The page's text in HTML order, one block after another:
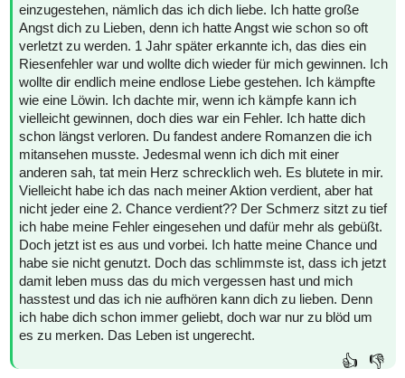
einzugestehen, nämlich das ich dich liebe. Ich hatte große
Angst dich zu Lieben, denn ich hatte Angst wie schon so oft
verletzt zu werden. 1 Jahr später erkannte ich, das dies ein
Riesenfehler war und wollte dich wieder für mich gewinnen. Ich
wollte dir endlich meine endlose Liebe gestehen. Ich kämpfte
wie eine Löwin. Ich dachte mir, wenn ich kämpfe kann ich
vielleicht gewinnen, doch dies war ein Fehler. Ich hatte dich
schon längst verloren. Du fandest andere Romanzen die ich
mitansehen musste. Jedesmal wenn ich dich mit einer
anderen sah, tat mein Herz schrecklich weh. Es blutete in mir.
Vielleicht habe ich das nach meiner Aktion verdient, aber hat
nicht jeder eine 2. Chance verdient?? Der Schmerz sitzt zu tief
ich habe meine Fehler eingesehen und dafür mehr als gebüßt.
Doch jetzt ist es aus und vorbei. Ich hatte meine Chance und
habe sie nicht genutzt. Doch das schlimmste ist, dass ich jetzt
damit leben muss das du mich vergessen hast und mich
hasstest und das ich nie aufhören kann dich zu lieben. Denn
ich habe dich schon immer geliebt, doch war nur zu blöd um
es zu merken. Das Leben ist ungerecht.
👍 👎